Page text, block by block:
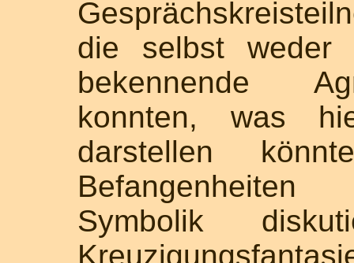
die selbst weder
bekennende
konnten, was
darstellen
Befangenheiten
Symbolik